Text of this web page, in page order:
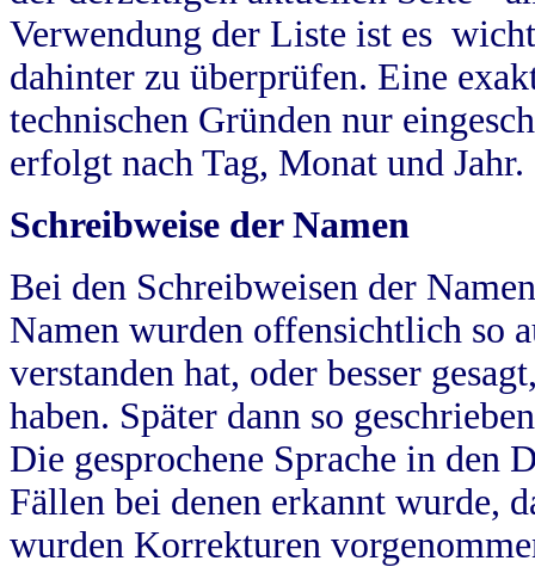
Verwendung der Liste ist es
dahinter zu überprüfen. Eine
technischen Gründen nur
erfolgt nach Tag, Monat und Jahr.
Schreibweise der Namen
Bei den Schreibweisen der
Namen wurden offensichtlich so
verstanden hat, oder besser
haben. Später dann so
Die gesprochene Sprache in
Fällen bei denen erkannt wurde,
wurden Korrekturen